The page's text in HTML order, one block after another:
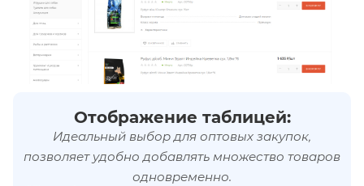
Отображение таблицей:
Идеальный выбор для оптовых закупок,
позволяет удобно добавлять множество товаров
одновременно.